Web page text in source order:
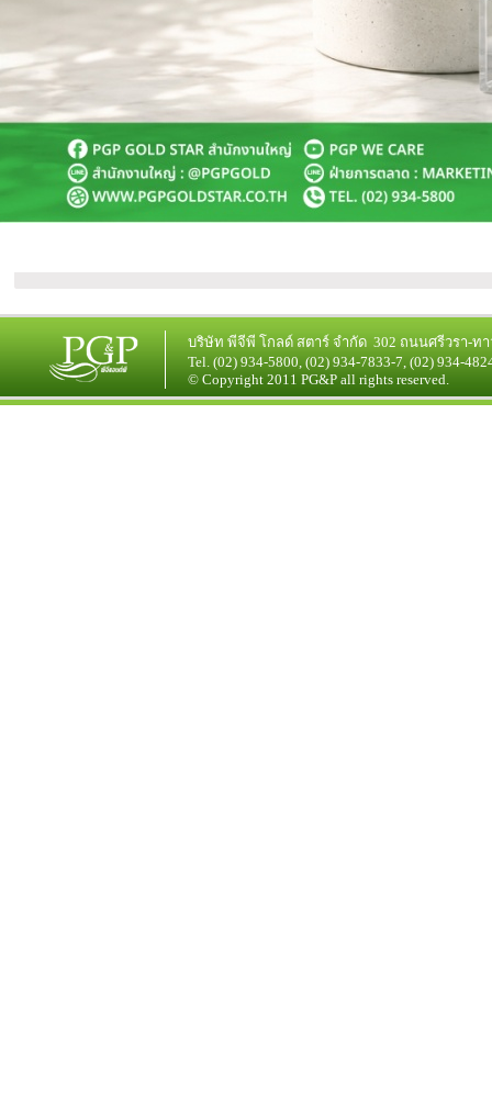
บริษัท พีจีพี โกลด์ สตาร์ จำกัด 302 ถนนศรีวรา-ท
Tel. (02) 934-5800, (02) 934-7833-7, (02) 934-
© Copyright 2011 PG&P all rights reserved.